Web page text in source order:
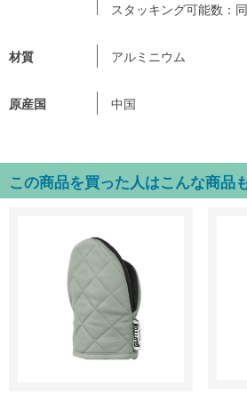
スタッキング可能数：
材質 アルミニウム
原産国 中国
この商品を買った人はこんな商品